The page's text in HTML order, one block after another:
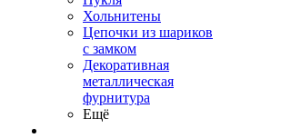
Хольнитены
Цепочки из шариков
с замком
Декоративная
металлическая
фурнитура
Ещё